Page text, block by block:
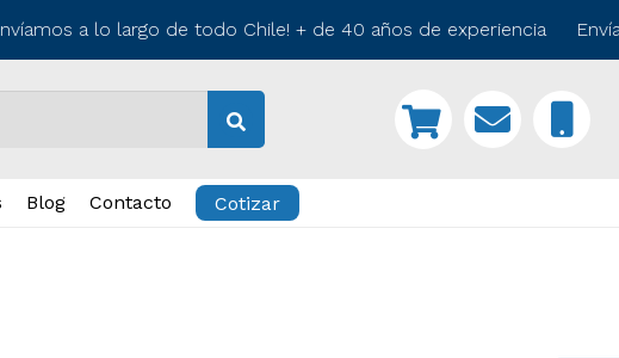
a lo largo de todo Chile! + de 40 años de experiencia
Blog Contacto Cotizar